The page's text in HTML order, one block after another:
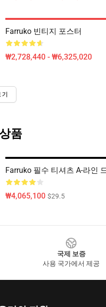
Farruko 빈티지 포스터
₩2,728,440 - ₩6,325,020
품
Farruko 필수 티셔츠 A-라인
₩4,065,100 $29.5
국제 보증
사용 국가에서 제공